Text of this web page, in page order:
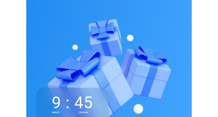
9
минут : 45
секунд